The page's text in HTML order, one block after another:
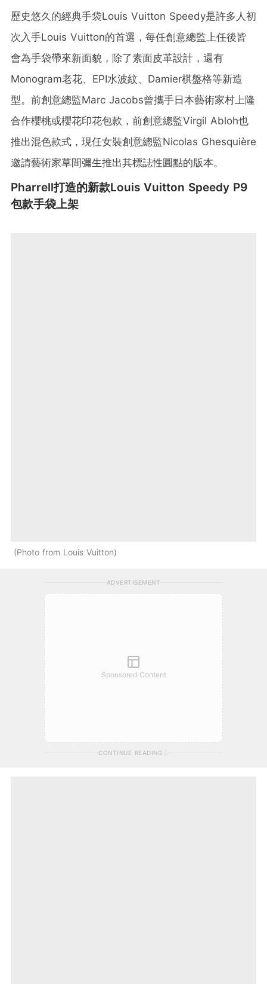
歷史悠久的經典手袋Louis Vuitton Speedy是許多人初
次入手Louis Vuitton的首選，每任創意總監上任後皆
會為手袋帶來新面貌，除了素面皮革設計，還有
Monogram老花、EPI水波紋、Damier棋盤格等新造
型。前創意總監Marc Jacobs曾攜手日本藝術家村上隆
合作櫻桃或櫻花印花包款，前創意總監Virgil Abloh也
推出混色款式，現任女裝創意總監Nicolas Ghesquière
邀請藝術家草間彌生推出其標誌性圓點的版本。
Pharrell打造的新款Louis Vuitton Speedy P9
包款手袋上架
Photo from Louis Vuitton
ADVERTISEMENT
Sponsored Content
CONTINUE READING